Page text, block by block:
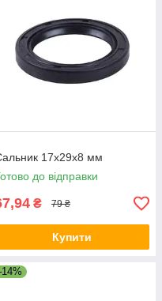
17х29х8 мм
до відправки
₴ 79 ₴
Купити